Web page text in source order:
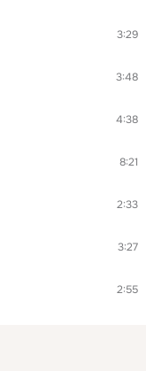
3:29
3:48
4:38
8:21
2:33
3:27
2:55